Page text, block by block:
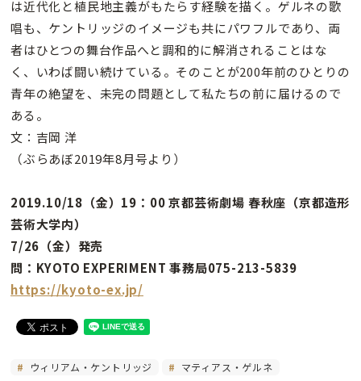
は近代化と植民地主義がもたらす経験を描く。ゲルネの歌
唱も、ケントリッジのイメージも共にパワフルであり、両
者はひとつの舞台作品へと調和的に解消されることはな
く、いわば闘い続けている。そのことが200年前のひとりの
青年の絶望を、未完の問題として私たちの前に届けるので
ある。
文：吉岡 洋
（ぶらあぼ2019年8月号より）
2019.10/18（金）19：00 京都芸術劇場 春秋座（京都造形
芸術大学内）
7/26（金）発売
問：KYOTO EXPERIMENT 事務局075-213-5839
https://kyoto-ex.jp/
ウィリアム・ケントリッジ
マティアス・ゲルネ